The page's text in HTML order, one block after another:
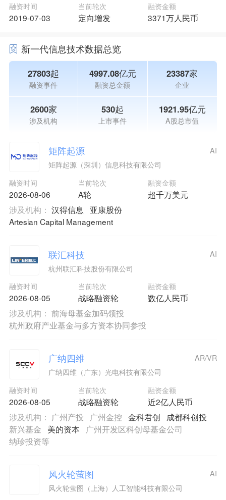
融资时间
2019-07-03
当前轮次
定向增发
融资金额
3371万人民币
新一代信息技术数据总览
27803起
融资事件
4997.08亿元
融资总金额
23387家
企业
2600家
涉及机构
530起
上市事件
1921.95亿元
A股总市值
矩阵起源
矩阵起源（深圳）信息科技有限公司
融资时间
2026-08-06
当前轮次
A轮
融资金额
超千万美元
AI
涉及机构： 汉得信息
亚康股份
Artesian Capital Management
联汇科技
杭州联汇科技股份有限公司
融资时间
2026-08-05
当前轮次
战略融资轮
融资金额
数亿人民币
AI
涉及机构： 前海母基金加码领投
杭州政府产业基金与多方资本协同参投
广纳四维
广纳四维（广东）光电科技有限公司
融资时间
2026-08-05
当前轮次
战略融资轮
融资金额
近2亿人民币
AR/VR
涉及机构： 广州产投 广州金控 金科君创
成都科创投
新兴基金
美的资本
广州开发区科创母基金公司
纳珍投资等
风火轮萤图
风火轮萤图（上海）人工智能科技有限公司
AI